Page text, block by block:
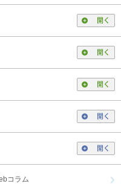
開く
開く
開く
開く
開く
コラム